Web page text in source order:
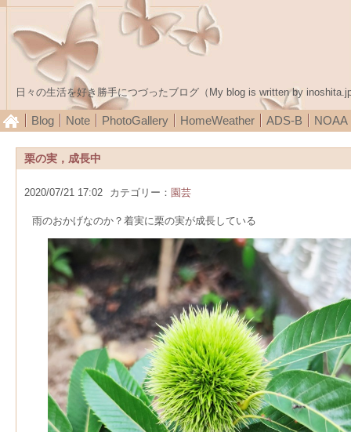
日々の生活を好き勝手につづったブログ（My blog is written by
Blog Note PhotoGallery HomeWeather ADS-B NOAA
栗の実，成長中
2020/07/21 17:02 カテゴリー： 園芸
雨のおかげなのか？着実に栗の実が成長している